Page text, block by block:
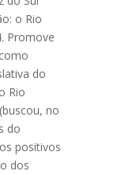
o Rio
Promove
do
Rio
no
do
positivos
dos